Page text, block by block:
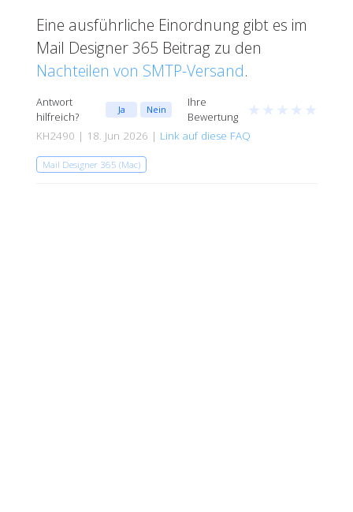
Eine ausführliche Einordnung gibt es im
Mail Designer 365 Beitrag zu den
Nachteilen von SMTP-Versand.
Antwort
hilfreich?
Ja Nein
Ihre
Bewertung
★ ★ ★ ★ ★
KH2490 | 18. Jun 2026 | Link auf diese FAQ
Mail Designer 365 (Mac)